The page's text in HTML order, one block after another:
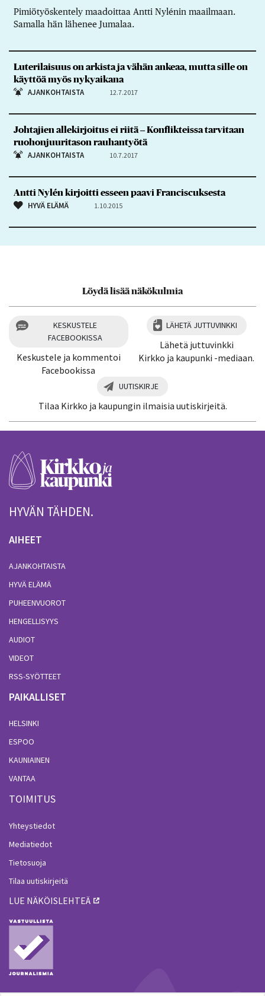
Pimiötyöskentely maadoittaa Antti Nylénin maailmaan.
Samalla hän lähenee Jumalaa.
Luterilaisuus on arkista ja vähän ankeaa, mutta sille on
käyttöä myös nykyaikana
AJANKOHTAISTA 12.7.2017
Johtajien allekirjoitus ei riitä ‒ Konflikteissa tarvitaan
ruohonjuuritason rauhantyötä
AJANKOHTAISTA 10.7.2017
Antti Nylén kirjoitti esseen paavi Franciscuksesta
HYVÄ ELÄMÄ 1.10.2015
Löydä lisää näkökulmia
KESKUSTELE
FACEBOOKISSA
Keskustele ja kommentoi
Facebookissa
LÄHETÄ JUTTUVINKKI
Lähetä juttuvinkki
Kirkko ja kaupunki -mediaan.
UUTISKIRJE
Tilaa Kirkko ja kaupungin ilmaisia uutiskirjeitä.
HYVÄN TÄHDEN.
AIHEET
AJANKOHTAISTA
HYVÄ ELÄMÄ
PUHEENVUOROT
HENGELLISYYS
AUDIOT
VIDEOT
RSS-SYÖTTEET
PAIKALLISET
HELSINKI
ESPOO
KAUNIAINEN
VANTAA
TOIMITUS
Yhteystiedot
Mediatiedot
Tietosuoja
Tilaa uutiskirjeitä
LUE NÄKÖISLEHTEÄ